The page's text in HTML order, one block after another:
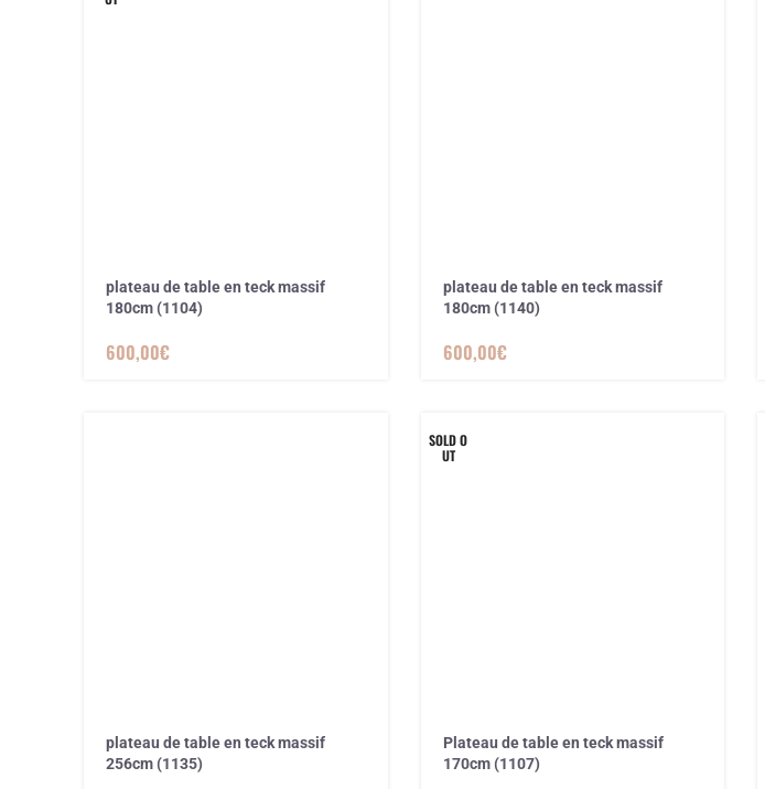
plateau de table en teck massif
180cm (1104)
600,00€
plateau de table en teck massif
180cm (1140)
600,00€
plateau de table en teck massif
256cm (1135)
SOLD O
UT
Plateau de table en teck massif
170cm (1107)